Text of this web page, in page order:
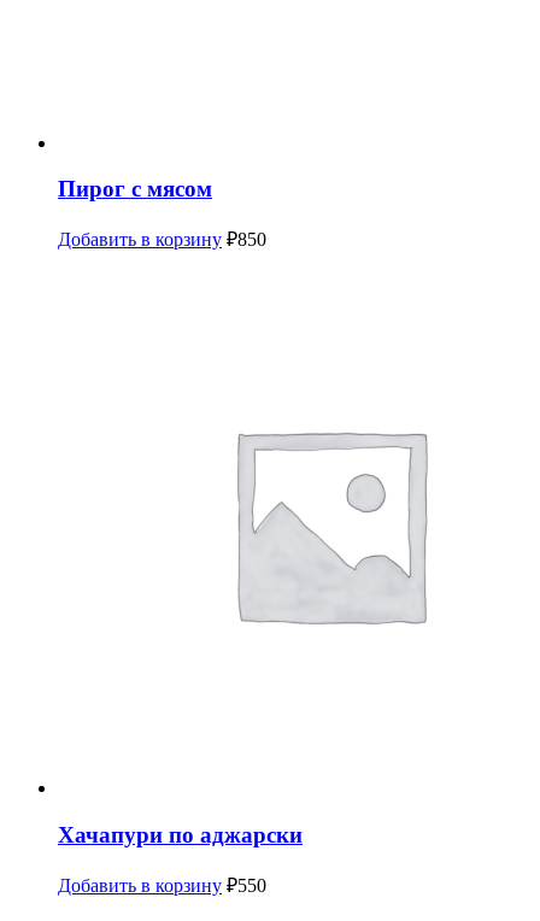
Пирог с мясом
Добавить в корзину ₽850
Хачапури по аджарски
Добавить в корзину ₽550